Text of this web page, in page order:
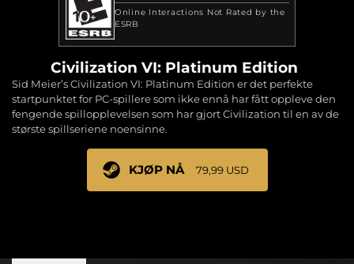
Online Interactions Not Rated by the
ESRB
Civilization VI: Platinum Edition
Sid Meier’s Civilization VI: Platinum Edition er det perfekte
startpunktet for PC-spillere som ikke ennå har fått oppleve den
fengende spillopplevelsen som har gjort Civilization til en av de
største spillseriene noensinne.
KJØP NÅ 79,99 USD